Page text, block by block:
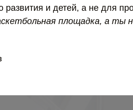
развития и детей, а не для
площадка, а ты